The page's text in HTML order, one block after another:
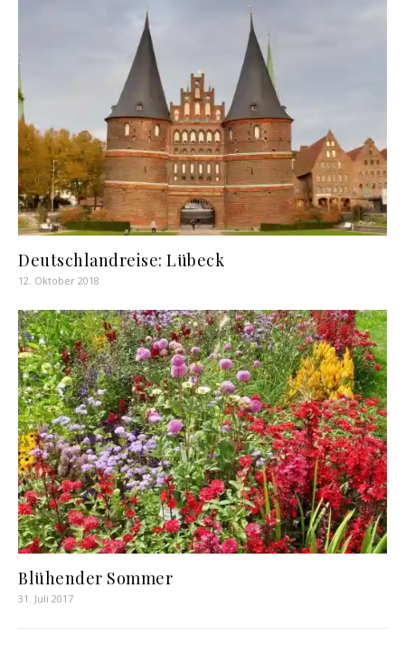
Deutschlandreise: Lübeck
12. Oktober 2018
Blühender Sommer
31. Juli 2017